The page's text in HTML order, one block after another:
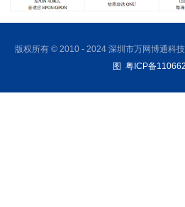
版权所有 © 2010 - 2024 深圳市万网博通科
图 粤ICP备